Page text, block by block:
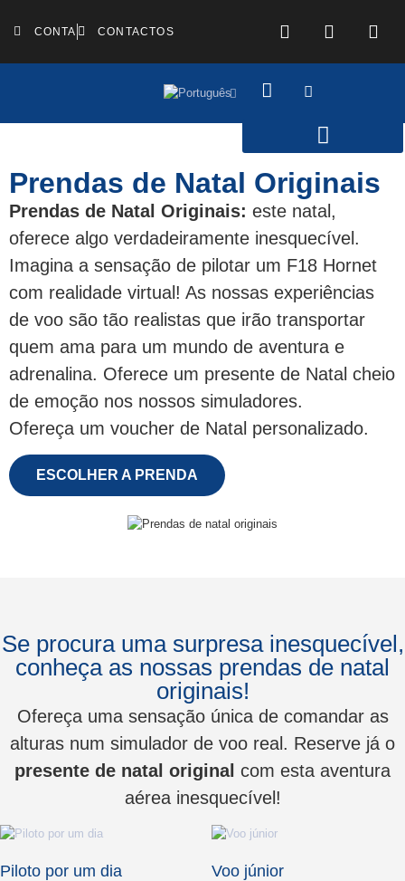
CONTA CONTACTOS
Prendas de Natal Originais
Prendas de Natal Originais: este natal,
oferece algo verdadeiramente inesquecível.
Imagina a sensação de pilotar um F18 Hornet
com realidade virtual! As nossas experiências
de voo são tão realistas que irão transportar
quem ama para um mundo de aventura e
adrenalina. Oferece um presente de Natal cheio
de emoção nos nossos simuladores.
Ofereça um voucher de Natal personalizado.
ESCOLHER A PRENDA
Se procura uma surpresa inesquecível,
conheça as nossas prendas de natal
originais!
Ofereça uma sensação única de comandar as
alturas num simulador de voo real. Reserve já o
presente de natal original com esta aventura
aérea inesquecível!
Piloto por um dia Voo júnior